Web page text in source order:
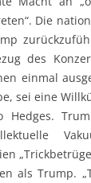
Die
des
einmal
sei eine
Hedges.
als Trump.